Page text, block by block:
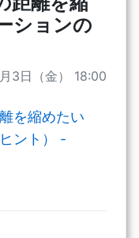
ションの
3日（金） 18:00
を縮めたい
ント） -